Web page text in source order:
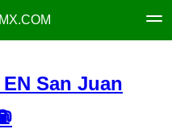
San Juan